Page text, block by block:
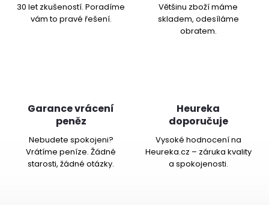
30 let zkušeností. Poradíme
vám to pravé řešení.
Většinu zboží máme
skladem, odesíláme
obratem.
Garance vrácení
peněz
Nebudete spokojeni?
Vrátíme peníze. Žádné
starosti, žádné otázky.
Heureka
doporučuje
Vysoké hodnocení na
Heureka.cz – záruka kvality
a spokojenosti.